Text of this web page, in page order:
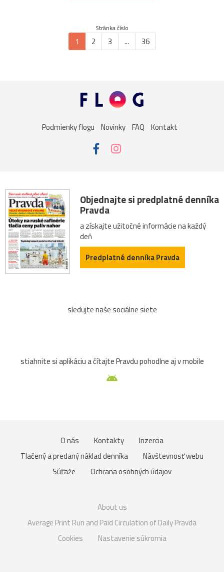
Stránka číslo
1 2 3 ... 36
Podmienky flogu Novinky FAQ Kontakt
Objednajte si predplatné denníka
Pravda
a získajte užitočné informácie na každý
deň
Predplatné denníka Pravda
sledujte naše sociálne siete
stiahnite si aplikáciu a čítajte Pravdu pohodlne aj v mobile
O nás Kontakty
Inzercia
Tlačený a predaný náklad denníka
Návštevnosť webu
Súťaže
Ochrana osobných údajov
About us
Average Print Run and Paid Circulation of Daily Pravda
Cookies
Nastavenie súkromia